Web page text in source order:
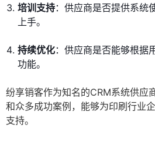
培训支持：供应商是否提供系统
上手。
持续优化：供应商是否能够根据
功能。
纷享销客作为知名的CRM系统供应
和众多成功案例，能够为印刷行业
支持。